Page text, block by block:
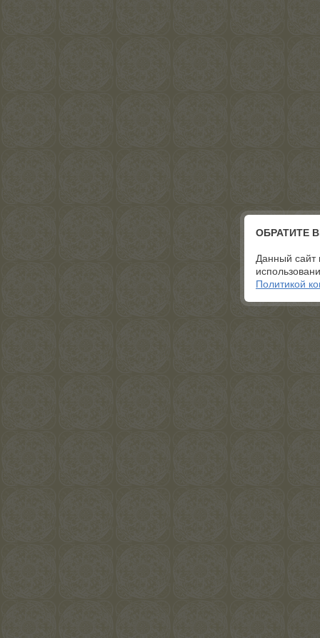
ОБРАТИТЕ
Данный сайт
Политикой